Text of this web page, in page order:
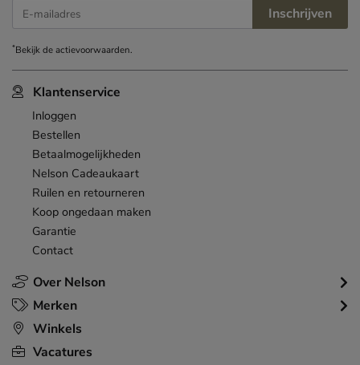
Over Nelson
Klantenservice
Inloggen
Bestellen
Betaalmogelijkheden
Nelson Cadeaukaart
Ruilen en retourneren
Koop ongedaan maken
Garantie
Contact
Merken
Winkels
Vacatures
E-mailadres Inschrijven
*Bekijk deactievoorwaarden.